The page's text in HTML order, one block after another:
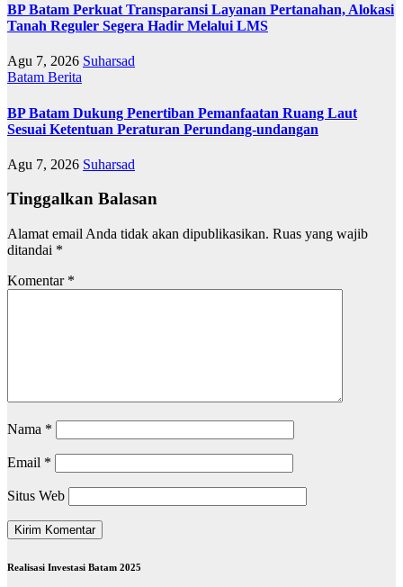
BP Batam Perkuat Transparansi Layanan Pertanahan, Alokasi
Tanah Reguler Segera Hadir Melalui LMS
Agu 7, 2026 Suharsad
Batam Berita
BP Batam Dukung Penertiban Pemanfaatan Ruang Laut
Sesuai Ketentuan Peraturan Perundang-undangan
Agu 7, 2026 Suharsad
Tinggalkan Balasan
Alamat email Anda tidak akan dipublikasikan. Ruas yang wajib
ditandai *
Komentar *
Nama *
Email *
Situs Web
Realisasi Investasi Batam 2025